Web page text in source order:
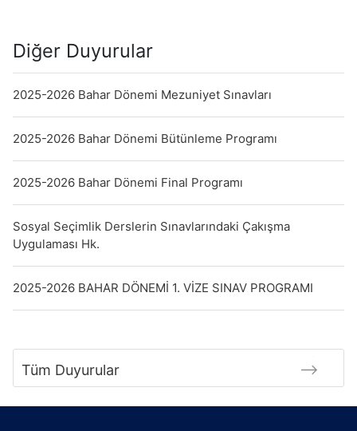
Diğer Duyurular
2025-2026 Bahar Dönemi Mezuniyet Sınavları
2025-2026 Bahar Dönemi Bütünleme Programı
2025-2026 Bahar Dönemi Final Programı
Sosyal Seçimlik Derslerin Sınavlarındaki Çakışma
Uygulaması Hk.
2025-2026 BAHAR DÖNEMİ 1. VİZE SINAV PROGRAMI
Tüm Duyurular